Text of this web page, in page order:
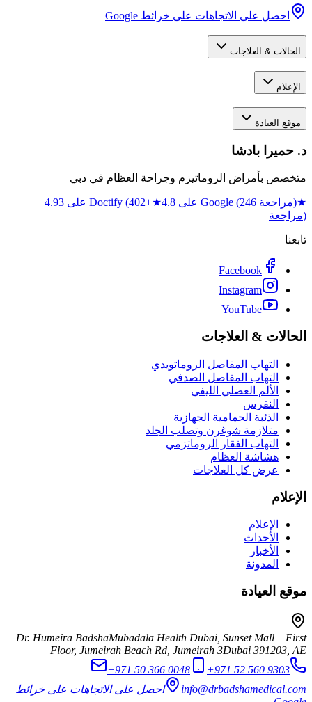
احصل على الاتجاهات على خرائط Google
الحالات & العلاجات
الإعلام
موقع العيادة
د. حميرا بادشا
متخصص بأمراض الروماتيزم وجراحة العظام في دبي
★4.8 على Google (246 مراجعة) ★
4.93 على Doctify (402+
مراجعة)
تابعنا
Facebook
Instagram
YouTube
الحالات & العلاجات
التهاب المفاصل الروماتويدي
التهاب المفاصل الصدفي
الألم العضلي الليفي
النقرس
الذئبة الحمامية الجهازية
متلازمة شوغرن وتصلب الجلد
التهاب الفقار الروماتزمي
هشاشة العظام
عرض كل العلاجات
الإعلام
الإعلام
الأحداث
الأخبار
المدونة
موقع العيادة
Dr. Humeira BadshaMubadala Health Dubai, Sunset Mall – First
Floor, Jumeirah Beach Rd, Jumeirah 3Dubai 391203 AE
+971 52 560 9303
+971 50 366 0048
info@drbadshamedical.com
احصل على الاتجاهات على خرائط